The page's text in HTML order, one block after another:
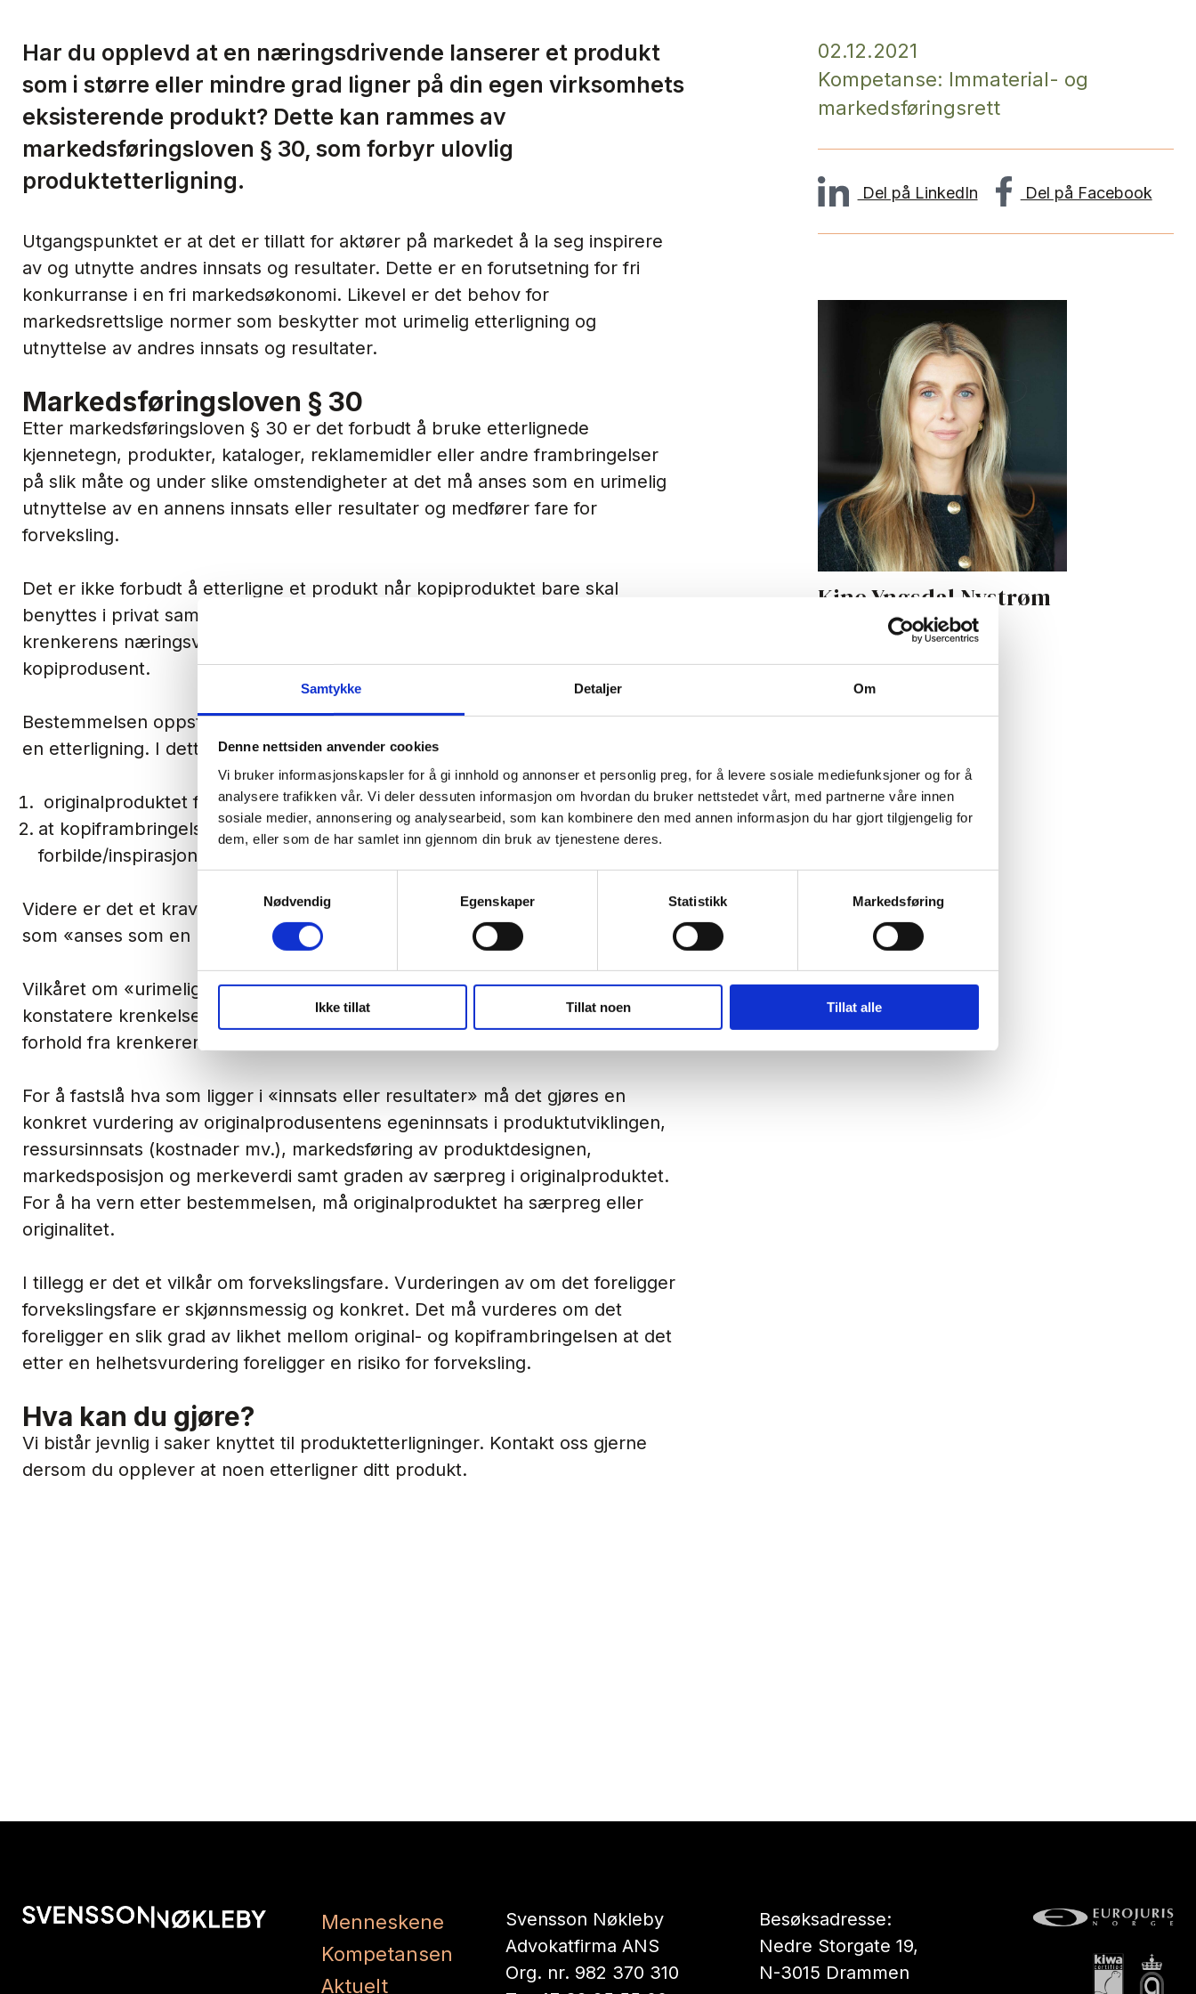
Samtykke Detaljer Om
Denne nettsiden anvender cookies
Vi bruker informasjonskapsler for å gi innhold og annonser et personlig preg, for å levere sosiale mediefunksjoner og for å
analysere trafikken vår. Vi deler dessuten informasjon om hvordan du bruker nettstedet vårt, med partnerne våre innen
sosiale medier, annonsering og analysearbeid, som kan kombinere den med annen informasjon du har gjort tilgjengelig for
dem, eller som de har samlet inn gjennom din bruk av tjenestene deres.
Nødvendig
Egenskaper Statistikk Markedsføring
Ikke tillat Tillat noen Tillat alle
Har du opplevd at en næringsdrivende lanserer et produkt
som i større eller mindre grad ligner på din egen virksomhets
eksisterende produkt? Dette kan rammes av
markedsføringsloven § 30, som forbyr ulovlig
produktetterligning.
Utgangspunktet er at det er tillatt for aktører på markedet å la seg inspirere
av og utnytte andres innsats og resultater. Dette er en forutsetning for fri
konkurranse i en fri markedsøkonomi. Likevel er det behov for
markedsrettslige normer som beskytter mot urimelig etterligning og
utnyttelse av andres innsats og resultater.
Markedsføringsloven § 30
Etter markedsføringsloven § 30 er det forbudt å bruke etterlignede
kjennetegn, produkter, kataloger, reklamemidler eller andre frambringelser
på slik måte og under slike omstendigheter at det må anses som en urimelig
utnyttelse av en annens innsats eller resultater og medfører fare for
forveksling.
Det er ikke forbudt å etterligne et produkt når kopiproduktet bare skal
benyttes i privat sammenheng. Produktetterligningen må skje som et ledd i
krenkerens næringsvirksomhet. En privatperson kan likevel bli krenket av en
kopiprodusent.
Bestemmelsen oppstiller for det første et vilkår om at det må være tale om
en etterligning. I dette ligger det et krav om:
originalproduktet forelå før den påståtte kopiframbringelsen, og
at kopiframbringelsen må være utformet med det originale produktet som
forbilde/inspirasjon.
Videre er det et krav om at etterligningen må ha skjedd gjennom en handling
som «anses som en urimelig utnyttelse av andres innsats eller resultat
Vilkåret om «urimelig utnyttelse» er en grunnleggende betingelse for å kunne
konstatere krenkelse, og innebærer at det må foreligge klanderverdige
forhold fra krenkerens side.
For å fastslå hva som ligger i «innsats eller resultater» må det gjøres en
konkret vurdering av originalprodusentens egeninnsats i produktutviklingen,
ressursinnsats (kostnader mv.), markedsføring av produktdesignen,
markedsposisjon og merkeverdi samt graden av særpreg i originalproduktet.
For å ha vern etter bestemmelsen, må originalproduktet ha særpreg eller
originalitet.
I tillegg er det et vilkår om forvekslingsfare. Vurderingen av om det foreligger
forvekslingsfare er skjønnsmessig og konkret. Det må vurderes om det
foreligger en slik grad av likhet mellom original- og kopiframbringelsen at det
etter en helhetsvurdering foreligger en risiko for forveksling.
Hva kan du gjøre?
Vi bistår jevnlig i saker knyttet til produktetterligninger. Kontakt oss gjerne
dersom du opplever at noen etterligner ditt produkt.
02.12.2021
Kompetanse: Immaterial- og
markedsføringsrett
Del på LinkedIn Del på Facebook
Kine Yngsdal Nystrøm
Menneskene
Kompetansen
Aktuelt
Svensson Nøkleby
Advokatfirma ANS
Org. nr. 982 370 310
Besøksadresse:
Nedre Storgate 19,
N-3015 Drammen